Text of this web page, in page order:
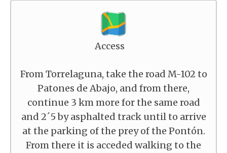
Access
From Torrelaguna, take the road M-102 to
Patones de Abajo, and from there,
continue 3 km more for the same road
and 2´5 by asphalted track until to arrive
at the parking of the prey of the Pontón.
From there it is acceded walking to the